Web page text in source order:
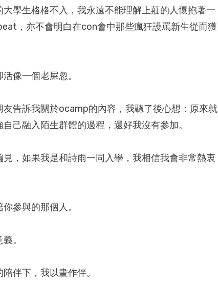
學生格格不入，我永遠不能理解上莊的人懷抱著一
，亦不會明白在con會中那些瘋狂謾罵新生從而獲
像一個老屎忽。
告訴我關於ocamp的內容，我聽了後心想：原來就
己融入陌生群體的過程，還好我沒有參加。
，如果我是和詩雨一同入學，我相信我會非常熱衷
參與的那個人。
。
伴下，我以畫作伴。